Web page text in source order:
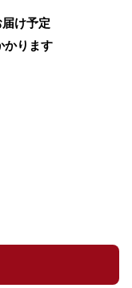
け予定
かります